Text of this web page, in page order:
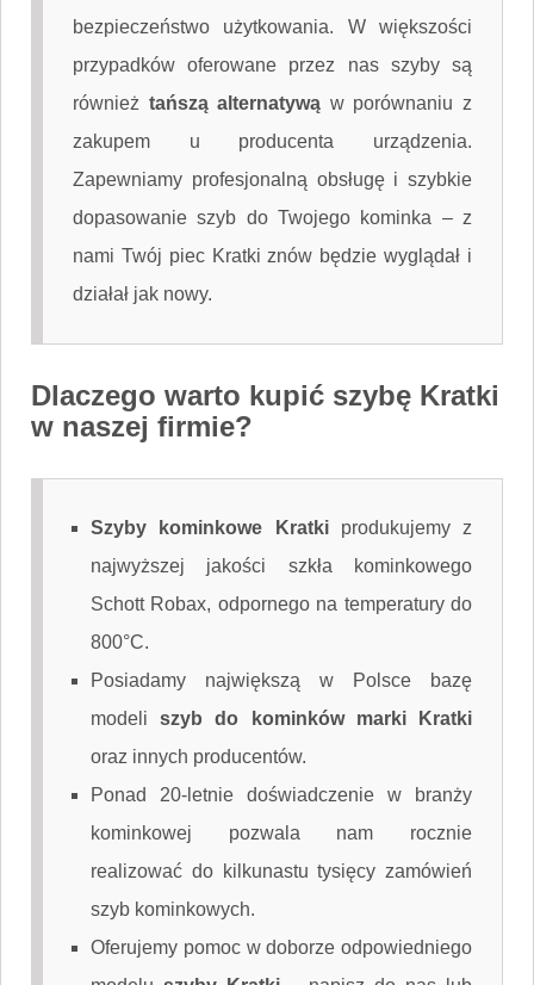
bezpieczeństwo użytkowania. W większości
przypadków oferowane przez nas szyby są
również tańszą alternatywą w porównaniu z
zakupem u producenta urządzenia.
Zapewniamy profesjonalną obsługę i szybkie
dopasowanie szyb do Twojego kominka – z
nami Twój piec Kratki znów będzie wyglądał i
działał jak nowy.
Dlaczego warto kupić szybę Kratki
w naszej firmie?
Szyby kominkowe Kratkiprodukujemy z
najwyższej jakości szkła kominkowego
Schott Robax, odpornego na temperatury do
800°C.
Posiadamy największą w Polsce bazę
modeliszyb do kominków marki Kratki
oraz innych producentów.
Ponad 20-letnie doświadczenie w branży
kominkowej pozwala nam rocznie
realizować do kilkunastu tysięcy zamówień
szyb kominkowych.
Oferujemy pomoc w doborze odpowiedniego